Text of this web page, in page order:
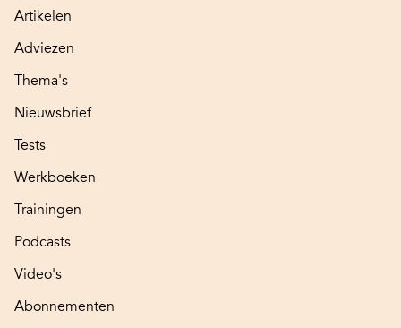
Artikelen
Adviezen
Thema's
Nieuwsbrief
Tests
Werkboeken
Trainingen
Podcasts
Video's
Abonnementen